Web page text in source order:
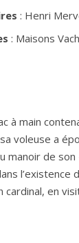
: Henri
: Maisons
à main
voleuse a
de son
l’existence
en